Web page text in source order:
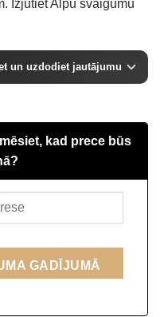
Izjūtiet Alpu svaigumu
un uzdodiet jautājumu
kad prece būs
GADĪJUMĀ